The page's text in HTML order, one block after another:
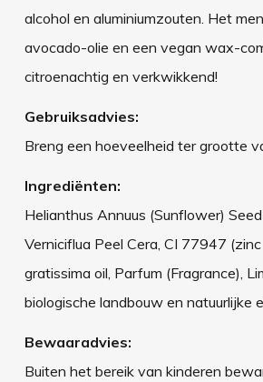
alcohol en aluminiumzouten. Het
avocado-olie en een vegan wax-
citroenachtig en verkwikkend!
Gebruiksadvies:
Breng een hoeveelheid ter grootte
Ingrediënten:
Helianthus Annuus (Sunflower)
Verniciflua Peel Cera, CI 77947
gratissima oil, Parfum (Fragrance),
biologische landbouw en natuurlijke
Bewaaradvies:
Buiten het bereik van kinderen